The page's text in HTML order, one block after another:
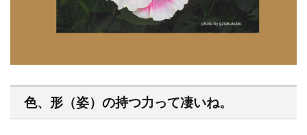
色、形（姿）の持つ力って凄いね。